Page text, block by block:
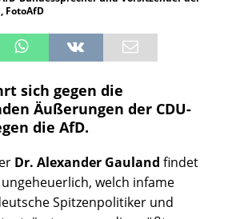
FotoAfD
sich gegen die
Äußerungen der CDU-
die AfD.
Dr. Alexander Gauland findet
welch infame
Spitzenpolitiker und